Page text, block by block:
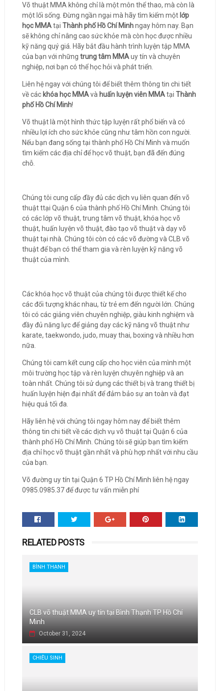
Võ thuật MMA không chỉ là một môn thể thao, mà còn là
một lối sống. Đừng ngần ngại mà hãy tìm kiếm một lớp
học MMAtại Thành phố Hồ Chí Minhngay hôm nay. Bạn
sẽ không chỉ nâng cao sức khỏe mà còn học được nhiều
kỹ năng quý giá. Hãy bắt đầu hành trình luyện tập MMA
của bạn với những trung tâm MMAuy tín và chuyên
nghiệp, nơi bạn có thể học hỏi và phát triển.
Liên hệ ngay với chúng tôi để biết thêm thông tin chi tiết
về các khóa học MMAvà huấn luyện viên MMAtại Thành
phố Hồ Chí Minh!
Võ thuật là một hình thức tập luyện rất phổ biến và có
nhiều lợi ích cho sức khỏe cũng như tâm hồn con người.
Nếu bạn đang sống tại thành phố Hồ Chí Minh và muốn
tìm kiếm các địa chỉ để học võ thuật, bạn đã đến đúng
chỗ.
Chúng tôi cung cấp đầy đủ các dịch vụ liên quan đến võ
thuật ttại Quận 6 của thành phố Hồ Chí Minh. Chúng tôi
có các lớp võ thuật, trung tâm võ thuật, khóa học võ
thuật, huấn luyện võ thuật, đào tạo võ thuật và dạy võ
thuật tại nhà. Chúng tôi còn có các võ đường và CLB võ
thuật để bạn có thể tham gia và rèn luyện kỹ năng võ
thuật của mình.
Các khóa học võ thuật của chúng tôi được thiết kế cho
các đối tượng khác nhau, từ trẻ em đến người lớn. Chúng
tôi có các giảng viên chuyên nghiệp, giàu kinh nghiệm và
đầy đủ năng lực để giảng dạy các kỹ năng võ thuật như
karate, taekwondo, judo, muay thai, boxing và nhiều hơn
nữa.
Chúng tôi cam kết cung cấp cho học viên của mình một
môi trường học tập và rèn luyện chuyên nghiệp và an
toàn nhất. Chúng tôi sử dụng các thiết bị và trang thiết bị
huấn luyện hiện đại nhất để đảm bảo sự an toàn và đạt
hiệu quả tối đa.
Hãy liên hệ với chúng tôi ngay hôm nay để biết thêm
thông tin chi tiết về các dịch vụ võ thuật tại Quận 6 của
thành phố Hồ Chí Minh. Chúng tôi sẽ giúp bạn tìm kiếm
địa chỉ học võ thuật gần nhất và phù hợp nhất với nhu cầu
của bạn.
Võ đường uy tín tại Quận 6 TP Hồ Chí Minh liên hệ ngay
0985.0985.37 để được tư vấn miễn phí
RELATED POSTS
BÌNH THẠNH
CLB võ thuật MMA uy tín tại Bình Thạnh TP Hồ Chí
Minh
October 31, 2024
CHIÊU SINH